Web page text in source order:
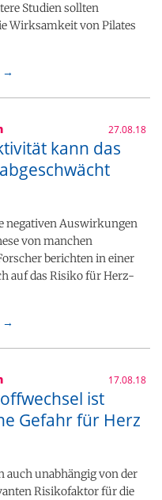
Studien sollten
Wirksamkeit von Pilates
→
27.08.18
kann das
negativen Auswirkungen
von manchen
berichten in einer
auf das Risiko für Herz-
→
17.08.18
ist
Gefahr für Herz
auch unabhängig von der
Risikofaktor für die